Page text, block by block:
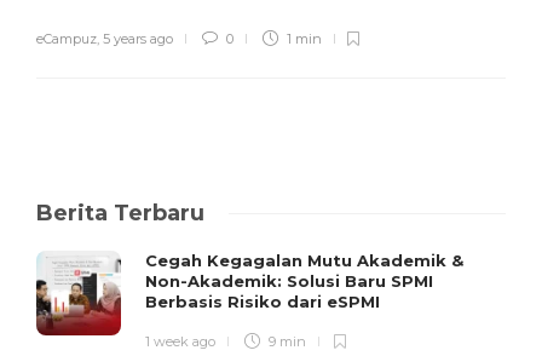
eCampuz, 5 years ago 0 1 min
Berita Terbaru
Cegah Kegagalan Mutu Akademik &
Non-Akademik: Solusi Baru SPMI
Berbasis Risiko dari eSPMI
1 week ago 9 min